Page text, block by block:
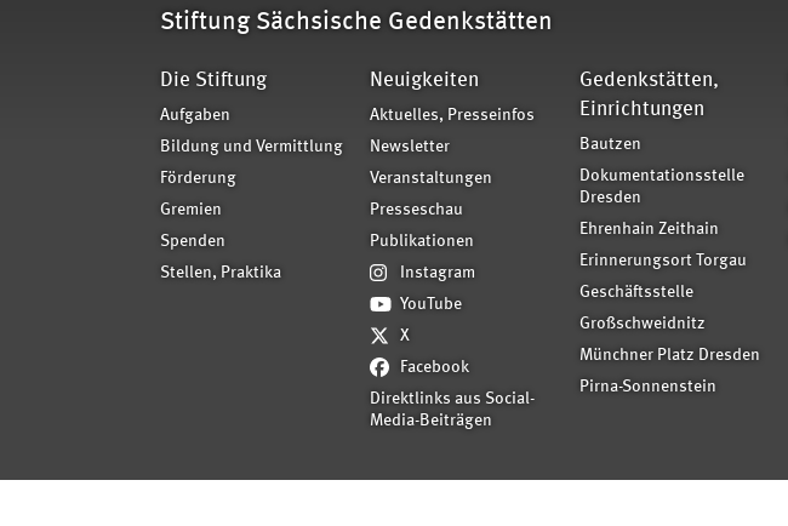
Stiftung Sächsische Gedenkstätten
Die Stiftung
Aufgaben
Bildung und Vermittlung
Förderung
Gremien
Spenden
Stellen, Praktika
Neuigkeiten
Aktuelles, Presseinfos
Newsletter
Veranstaltungen
Presseschau
Publikationen
Instagram
YouTube
X
Facebook
Direktlinks aus Social-
Media-Beiträgen
Gedenkstätten,
Einrichtungen
Bautzen
Dokumentationsstelle
Dresden
Ehrenhain Zeithain
Erinnerungsort Torgau
Geschäftsstelle
Großschweidnitz
Münchner Platz Dresden
Pirna-Sonnenstein